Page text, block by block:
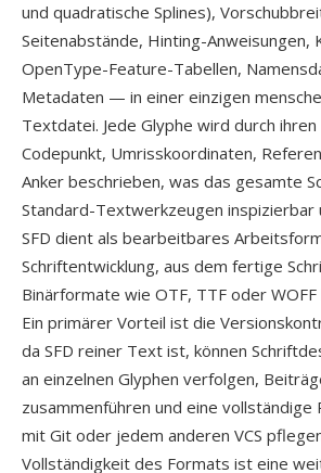
und quadratische Splines),
Seitenabstände, Hinting-Anweisungen,
OpenType-Feature-Tabellen,
Metadaten — in einer einzigen
Textdatei. Jede Glyphe wird durch
Codepunkt, Umrisskoordinaten,
Anker beschrieben, was das gesamte
Standard-Textwerkzeugen inspizierbar
SFD dient als bearbeitbares
Schriftentwicklung, aus dem fertige
Binärformate wie OTF, TTF oder
Ein primärer Vorteil ist die
da SFD reiner Text ist, können
an einzelnen Glyphen verfolgen,
zusammenführen und eine vollständige
mit Git oder jedem anderen VCS
Vollständigkeit des Formats ist eine